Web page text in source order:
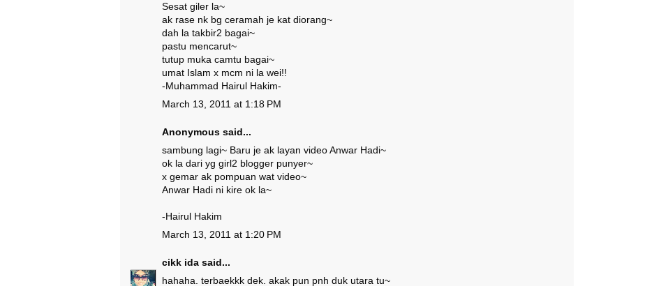
Sesat giler la~
ak rase nk bg ceramah je kat diorang~
dah la takbir2 bagai~
pastu mencarut~
tutup muka camtu bagai~
umat Islam x mcm ni la wei!!
-Muhammad Hairul Hakim-
March 13, 2011 at 1:18 PM
Anonymous said...
sambung lagi~ Baru je ak layan video Anwar Hadi~
ok la dari yg girl2 blogger punyer~
x gemar ak pompuan wat video~
Anwar Hadi ni kire ok la~
-Hairul Hakim
March 13, 2011 at 1:20 PM
cikk ida said...
hahaha. terbaekkk dek. akak pun pnh duk utara tu~